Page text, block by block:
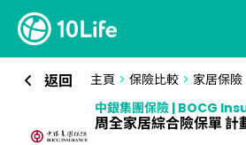
返回 主頁 > 保險比較> 家居保險
中銀集團保險 | BOCG
周全家居綜合險保單 計